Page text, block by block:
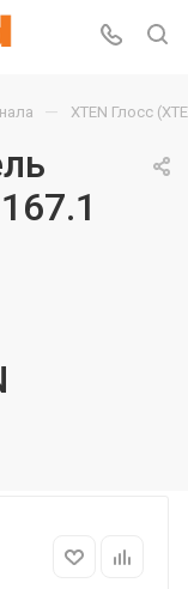
— XTEN Глосс